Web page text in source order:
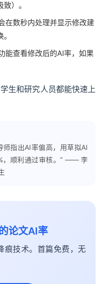
）。
在数秒内处理并显示修改建
能查看修改后的AI率，如果
生和研究人员都能快速上
师指出AI率偏高，用草拟AI
，顺利通过审核。” —— 李
论文AI率
痕技术。首篇免费，无